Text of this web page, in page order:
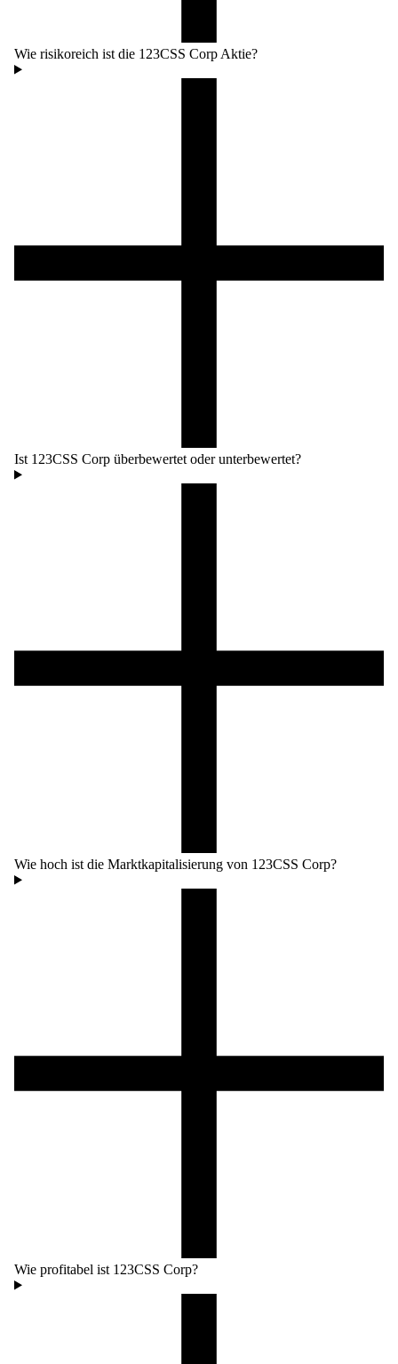
Wie risikoreich ist die 123CSS Corp Aktie?
Ist 123CSS Corp überbewertet oder unterbewertet?
Wie hoch ist die Marktkapitalisierung von 123CSS Corp?
Wie profitabel ist 123CSS Corp?